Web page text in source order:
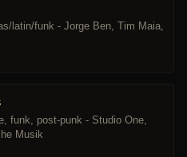
latin/funk - Jorge Ben, Tim Maia,
funk, post-punk - Studio One,
Musik